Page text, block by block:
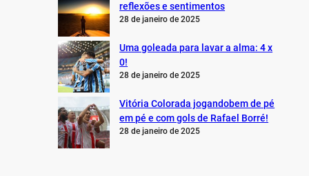
reflexões e sentimentos
28 de janeiro de 2025
Uma goleada para lavar a alma: 4 x
0!
28 de janeiro de 2025
Vitória Colorada jogandobem de pé
em pé e com gols de Rafael Borré!
28 de janeiro de 2025